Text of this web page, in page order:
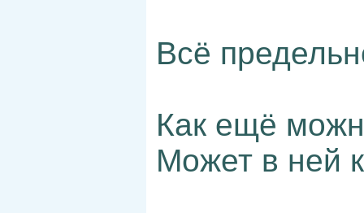
Всё
Как ещё
Может в ней